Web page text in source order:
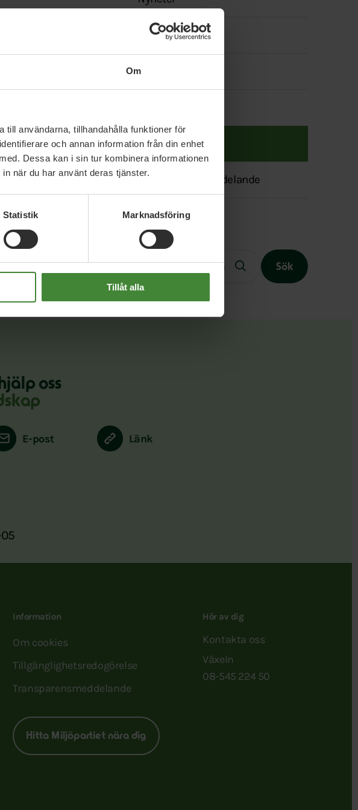
Om
till användarna, tillhandahålla funktioner för
och annan information från din enhet
Dessa kan i sin tur kombinera informationen
när du har använt deras tjänster.
Statistik Marknadsföring
Tillåt alla
menyn
Politik
Våra politiker
Lediga jobb
Transparensmeddelande
Fritext
Sök
oss
E-post Länk
Information
Om cookies
Tillgänglighetsredogörelse
Transparensmeddelande
Hitta Miljöpartiet nära dig
Hör av dig
Kontakta oss
Växeln
08-545 224 50